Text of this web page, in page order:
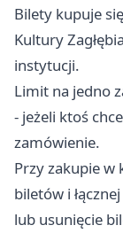
Bilety kupuje
Kultury
instytucji.
Limit na jedno
- jeżeli ktoś
zamówienie.
Przy zakupie w
biletów i
lub usunięcie